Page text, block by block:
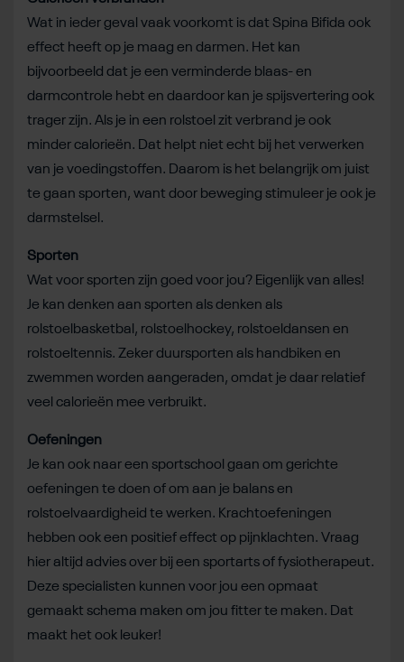
Wat in ieder geval vaak voorkomt is dat Spina Bifida ook
effect heeft op je maag en darmen. Het kan
bijvoorbeeld dat je een verminderde blaas- en
darmcontrole hebt en daardoor kan je spijsvertering ook
trager zijn. Als je in een rolstoel zit verbrand je ook
minder calorieën. Dat helpt niet echt bij het verwerken
van je voedingstoffen. Daarom is het belangrijk om juist
te gaan sporten, want door beweging stimuleer je ook je
darmstelsel.
Sporten
Wat voor sporten zijn goed voor jou? Eigenlijk van alles!
Je kan denken aan sporten als denken als
rolstoelbasketbal, rolstoelhockey, rolstoeldansen en
rolstoeltennis. Zeker duursporten als handbiken en
zwemmen worden aangeraden, omdat je daar relatief
veel calorieën mee verbruikt.
Oefeningen
Je kan ook naar een sportschool gaan om gerichte
oefeningen te doen of om aan je balans en
rolstoelvaardigheid te werken. Krachtoefeningen
hebben ook een positief effect op pijnklachten. Vraag
hier altijd advies over bij een sportarts of fysiotherapeut.
Deze specialisten kunnen voor jou een opmaat
gemaakt schema maken om jou fitter te maken. Dat
maakt het ook leuker!